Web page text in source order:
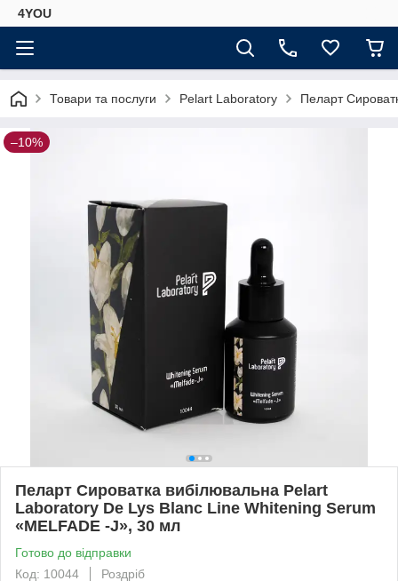
4YOU
Товари та послуги Pelart Laboratory Пеларт
–10%
Пеларт Сироватка вибілювальна Pelart
Laboratory De Lys Blanc Line Whitening Serum
«MELFADE -J», 30 мл
Готово до відправки
Код: 10044
Роздріб